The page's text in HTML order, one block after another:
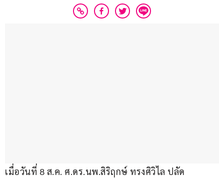
เมื่อวันที่ 8 ส.ค. ศ.ดร.นพ.สิริฤกษ์ ทรงศิวิไล ปลัด